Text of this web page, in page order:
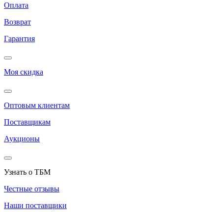
Оплата
Возврат
Гарантия
Моя скидка
Оптовым клиентам
Поставщикам
Аукционы
Узнать о ТБМ
Честные отзывы
Наши поставщики